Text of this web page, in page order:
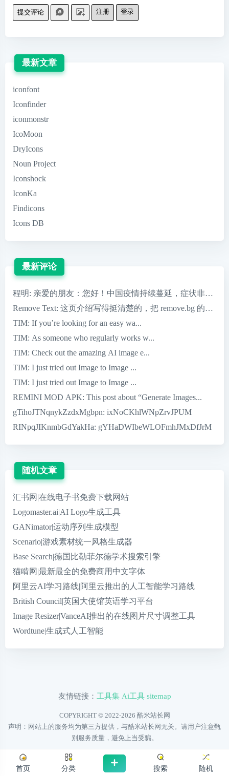
提交评论 注册 登录
最新文章
iconfont
Iconfinder
iconmonstr
IcoMoon
DryIcons
Noun Project
Iconshock
IconKa
Findicons
Icons DB
最新评论
程明: 亲爱的朋友：您好！中国疫情持续蔓延，症状非常严
Remove Text: 这页介绍写得挺清楚的，把 remove.bg 的核心
TIM: If you’re looking for an easy wa...
TIM: As someone who regularly works w...
TIM: Check out the amazing AI image e...
TIM: I just tried out Image to Image ...
TIM: I just tried out Image to Image ...
REMINI MOD APK: This post about “Generate Images...
gTihoJTNqnykZzdxMgbpn: ixNoCKhlWNpZrvJPUM
RINpqJIKnmbGdYakHa: gYHaDWIbeWLOFmhJMxDfJrM
随机文章
汇书网|在线电子书免费下载网站
Logomaster.ai|AI Logo生成工具
GANimator|运动序列生成模型
Scenario|游戏素材统一风格生成器
Base Search|德国比勒菲尔德学术搜索引擎
猫啃网|最新最全的免费商用中文字体
阿里云AI学习路线|阿里云推出的人工智能学习路线
British Council|英国大使馆英语学习平台
Image Resizer|VanceAI推出的在线图片尺寸调整工具
Wordtune|生成式人工智能
友情链接： 工具集 Ai工具 sitemap
COPYRIGHT © 2022-2026 酷米站长网
声明：网站上的服务均为第三方提供，与酷米站长网无关。请用户注意甄
别服务质量，避免上当受骗。
首页 分类 搜索 随机